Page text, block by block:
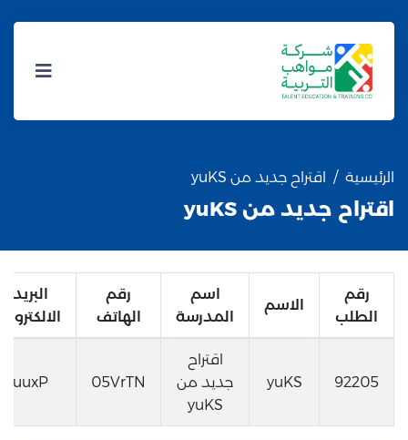
الرئيسية اقتراح جديد من yuKS
اقتراح جديد من yuKS
رقم
الطلب
الاسم
اسم
المدرسة
رقم
الهاتف
البريد
الالكتروني
92205
yuKS
اقتراح
جديد من
yuKS
05VrTN
uuxP